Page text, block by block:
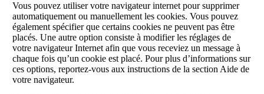
Vous pouvez utiliser votre navigateur internet pour supprimer
automatiquement ou manuellement les cookies. Vous pouvez
également spécifier que certains cookies ne peuvent pas être
placés. Une autre option consiste à modifier les réglages de
votre navigateur Internet afin que vous receviez un message à
chaque fois qu’un cookie est placé. Pour plus d’informations sur
ces options, reportez-vous aux instructions de la section Aide de
votre navigateur.